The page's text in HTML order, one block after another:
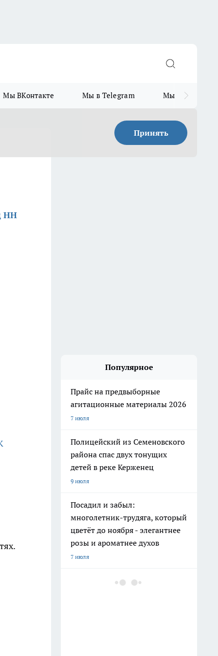
Мы ВКонтакте Мы в Telegram Мы в MAX
Принять
НН
Популярное
Прайс на предвыборные
агитационные материалы 2026
7 июля
Полицейский из Семеновского
района спас двух тонущих
детей в реке Керженец
9 июля
Посадил и забыл:
многолетник-трудяга, который
цветёт до ноября - элегантнее
розы и ароматнее духов
7 июля
Мохнатые коврики в "Фикс